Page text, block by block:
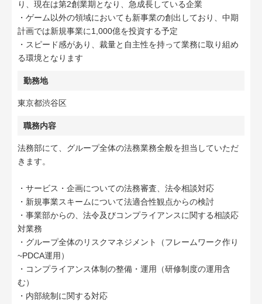
り、現在は第2創業期となり、急成長している企業
・ゲーム以外の領域においても新事業の創出しており、中期
計画では新規事業に1,000億を投資する予定
・スピード感があり、裁量と自主性を持って業務に取り組め
る環境となります
勤務地
東京都渋谷区
職務内容
法務部にて、グループ全体の法務業務全般を担当していただ
きます。
・サービス・企画についての法務審査、法令相談対応
・新規事業スキームについて法適合性観点からの検討
・事業部からの、法令及びコンプライアンスに関する相談応
対業務
・グループ全体のリスクマネジメント（フレームワーク作り
~PDCA運用）
・コンプライアンス体制の整備・運用（研修制度の運用含
む）
・内部統制に関する対応